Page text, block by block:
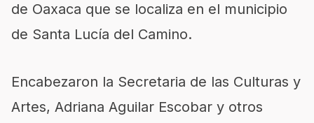
de Oaxaca que se localiza en el municipio
de Santa Lucía del Camino.
Encabezaron la Secretaria de las Culturas y
Artes, Adriana Aguilar Escobar y otros